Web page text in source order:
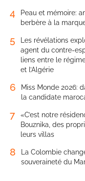
4
Peau et mémoire:
berbère à la
5
Les révélations
agent du contre-
liens entre le
et l’Algérie
6
Miss Monde 2026:
la candidate
7
«C’est notre
Bouznika, des
leurs villas
8
La Colombie
souveraineté du